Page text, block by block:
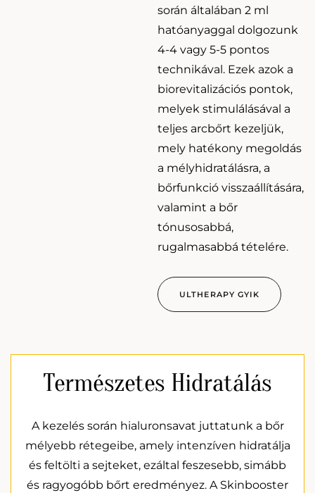
során általában 2 ml
hatóanyaggal dolgozunk
4-4 vagy 5-5 pontos
technikával. Ezek azok a
biorevitalizációs pontok,
melyek stimulálásával a
teljes arcbőrt kezeljük,
mely hatékony megoldás
a mélyhidratálásra, a
bőrfunkció visszaállítására,
valamint a bőr
tónusosabbá,
rugalmasabbá tételére.
ULTHERAPY GYIK
Természetes Hidratálás
A kezelés során hialuronsavat juttatunk a bőr
mélyebb rétegeibe, amely intenzíven hidratálja
és feltölti a sejteket, ezáltal feszesebb, simább
és ragyogóbb bőrt eredményez. A Skinbooster